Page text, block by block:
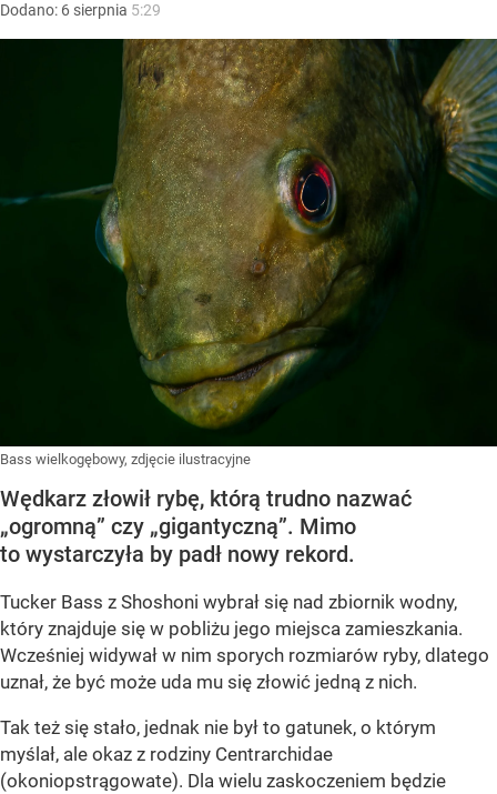
Dodano: 6 sierpnia 5:29
Bass wielkogębowy, zdjęcie ilustracyjne
Wędkarz złowił rybę, którą trudno nazwać
„ogromną” czy „gigantyczną”. Mimo
to wystarczyła by padł nowy rekord.
Tucker Bass z Shoshoni wybrał się nad zbiornik wodny,
który znajduje się w pobliżu jego miejsca zamieszkania.
Wcześniej widywał w nim sporych rozmiarów ryby, dlatego
uznał, że być może uda mu się złowić jedną z nich.
Tak też się stało, jednak nie był to gatunek, o którym
myślał, ale okaz z rodziny Centrarchidae
(okoniopstrągowate). Dla wielu zaskoczeniem będzie